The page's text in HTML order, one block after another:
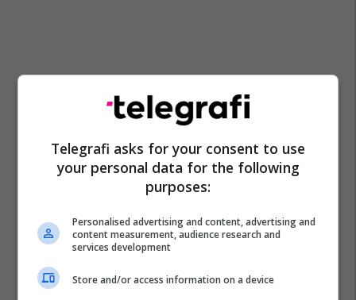
Mpj E Maqedonisë Ljubomir Fërçkoski Agron Buxhaku
Telegrafi asks for your consent to use
your personal data for the following
purposes:
Personalised advertising and content, advertising and
content measurement, audience research and
services development
Store and/or access information on a device